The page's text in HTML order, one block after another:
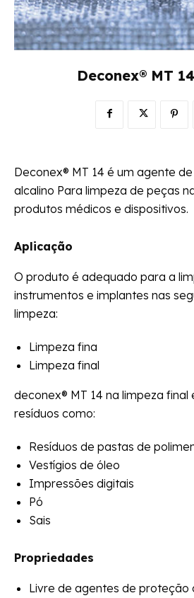
Deconex® MT
Deconex® MT 14 é um agente
alcalino Para limpeza de peças
produtos médicos e dispositivos.
Aplicação
O produto é adequado para a
instrumentos e implantes nas
limpeza:
Limpeza fina
Limpeza final
deconex® MT 14 na limpeza final
resíduos como:
Resíduos de pastas de
Vestígios de óleo
Impressões digitais
Pó
Sais
Propriedades
Livre de agentes de proteção